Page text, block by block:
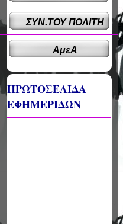
ΣΥΝ.ΤΟΥ ΠΟΛΙΤΗ
ΑμεΑ
ΠΡΩΤΟΣΕΛΙΔΑ
ΕΦΗΜΕΡΙΔΩΝ